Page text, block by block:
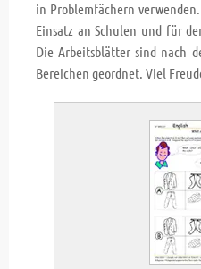
in Problemfächern
Einsatz an Schulen und für
Die Arbeitsblätter sind nach
Bereichen geordnet. Viel